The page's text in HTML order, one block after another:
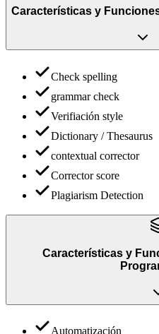
Características y
Check spelling
grammar check
Verifiación style
Dictionary / Thesaurus
contextual corrector
Corrector score
Plagiarism Detection
Características y
Automatización